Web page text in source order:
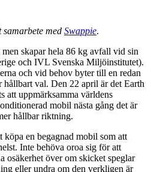
med Swappie.
skapar hela 86 kg avfall vid sin
och IVL Svenska Miljöinstitutet).
och vid behov byter till en redan
val. Den 22 april är det Earth
att uppmärksamma världens
mobil nästa gång det är
hållbar riktning.
en begagnad mobil som att
Inte behöva oroa sig för att
osäkerhet över om skicket speglar
eller undra om den verkligen är